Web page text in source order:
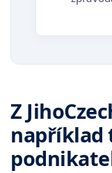
Z
například